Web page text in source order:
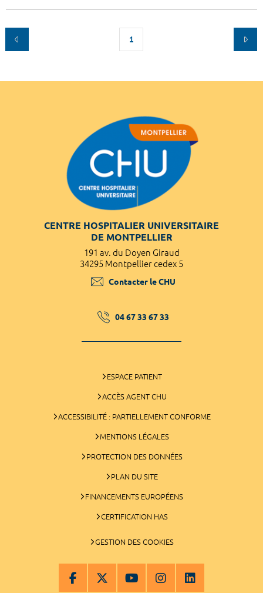
1
CENTRE HOSPITALIER UNIVERSITAIRE
DE MONTPELLIER
191 av. du Doyen Giraud
34295 Montpellier cedex 5
Contacter le CHU
04 67 33 67 33
ESPACE PATIENT
ACCÈS AGENT CHU
ACCESSIBILITÉ : PARTIELLEMENT CONFORME
MENTIONS LÉGALES
PROTECTION DES DONNÉES
PLAN DU SITE
FINANCEMENTS EUROPÉENS
CERTIFICATION HAS
GESTION DES COOKIES